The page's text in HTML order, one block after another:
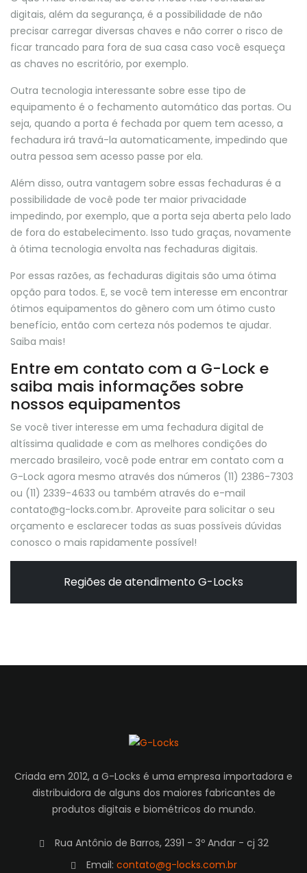
digitais, além da segurança, é a possibilidade de não
precisar carregar diversas chaves e não correr o risco de
ficar trancado para fora de sua casa caso você esqueça
as chaves no escritório, por exemplo.
Outra tecnologia interessante sobre esse tipo de
equipamento é o fechamento automático das portas. Ou
seja, quando a porta é fechada por quem tem acesso, a
fechadura irá travá-la automaticamente, impedindo que
outra pessoa sem acesso passe por ela.
Além disso, outra vantagem sobre essas fechaduras é a
possibilidade de você pode ter maior privacidade
impedindo, por exemplo, que a porta seja aberta pelo lado
de fora do estabelecimento. Isso tudo graças, novamente
à ótima tecnologia envolta nas fechaduras digitais.
Por essas razões, as fechaduras digitais são uma ótima
opção para todos. E, se você tem interesse em encontrar
ótimos equipamentos do gênero com um ótimo custo
benefício, então com certeza nós podemos te ajudar.
Saiba mais!
Entre em contato com a G-Lock e
saiba mais informações sobre
nossos equipamentos
Se você tiver interesse em uma fechadura digital de
altíssima qualidade e com as melhores condições do
mercado brasileiro, você pode entrar em contato com a
G-Lock agora mesmo através dos números (11) 2386-7303
ou (11) 2339-4633 ou também através do e-mail
contato@g-locks.com.br. Aproveite para solicitar o seu
orçamento e esclarecer todas as suas possíveis dúvidas
conosco o mais rapidamente possível!
Regiões de atendimento G-Locks
Criada em 2012, a G-Locks é uma empresa importadora e
distribuidora de alguns dos maiores fabricantes de
produtos digitais e biométricos do mundo.
Rua Antônio de Barros, 2391 - 3º Andar - cj 32
Email: contato@g-locks.com.br